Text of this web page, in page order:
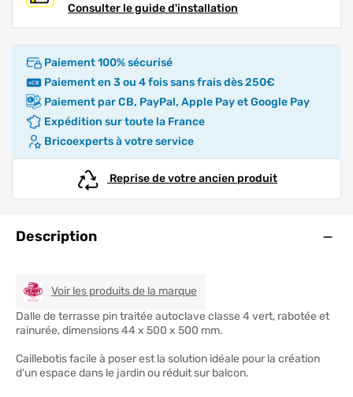
Consulter le guide d'installation
Paiement 100% sécurisé
Paiement en 3 ou 4 fois sans frais dès 250€
Paiement par CB, PayPal, Apple Pay et Google Pay
Expédition sur toute la France
Bricoexperts à votre service
Reprise de votre ancien produit
Description
Voir les produits de la marqueHENRY TIMBER
Dalle de terrasse pin traitée autoclave classe 4 vert, rabotée et
rainurée, dimensions 44 x 500 x 500 mm.
Caillebotis facile à poser est la solution idéale pour la création
d'un espace dans le jardin ou réduit sur balcon.